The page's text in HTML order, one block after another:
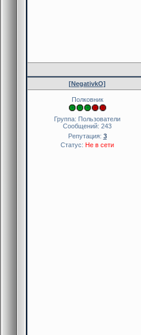
[NegativkO]
Полковник
Группа: Пользователи
Сообщений: 243
Репутация: 3
Статус: Не в сети